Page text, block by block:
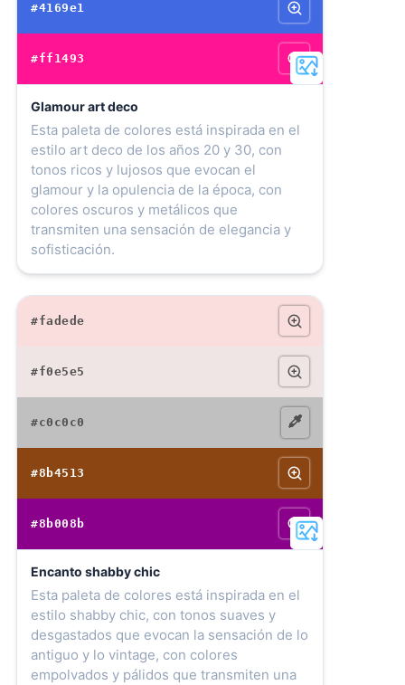
#4169e1
#ff1493
Glamour art deco
Esta paleta de colores está inspirada en el
estilo art deco de los años 20 y 30, con
tonos ricos y lujosos que evocan el
glamour y la opulencia de la época, con
colores oscuros y metálicos que
transmiten una sensación de elegancia y
sofisticación.
#fadede
#f0e5e5
#c0c0c0
#8b4513
#8b008b
Encanto shabby chic
Esta paleta de colores está inspirada en el
estilo shabby chic, con tonos suaves y
desgastados que evocan la sensación de lo
antiguo y lo vintage, con colores
empolvados y pálidos que transmiten una